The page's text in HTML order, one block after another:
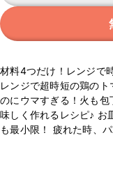
材料4つだけ！レンジで
レンジで超時短の鶏の
のにウマすぎる！火も
味しく作れるレシピ♪ お